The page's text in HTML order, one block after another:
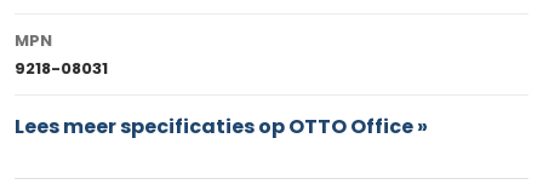
MPN
9218-08031
Lees meer specificaties op OTTO Office »